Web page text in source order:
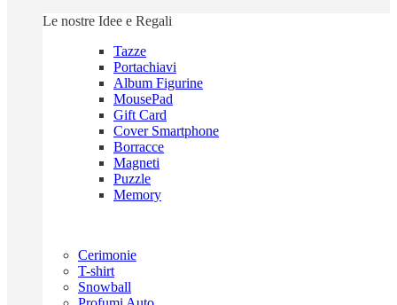
Le nostre Idee e Regali
Tazze
Portachiavi
Album Figurine
MousePad
Gift Card
Cover Smartphone
Borracce
Magneti
Puzzle
Memory
Cerimonie
T-shirt
Snowball